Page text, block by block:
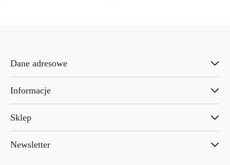
Dane adresowe
Informacje
Sklep
Newsletter